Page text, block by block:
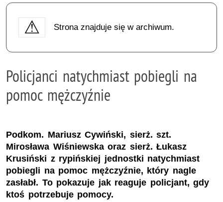
Strona znajduje się w archiwum.
Policjanci natychmiast pobiegli na
pomoc mężczyźnie
Podkom. Mariusz Cywiński, sierż. szt.
Mirosława Wiśniewska oraz sierż. Łukasz
Krusiński z rypińskiej jednostki natychmiast
pobiegli na pomoc mężczyźnie, który nagle
zasłabł. To pokazuje jak reaguje policjant, gdy
ktoś potrzebuje pomocy.